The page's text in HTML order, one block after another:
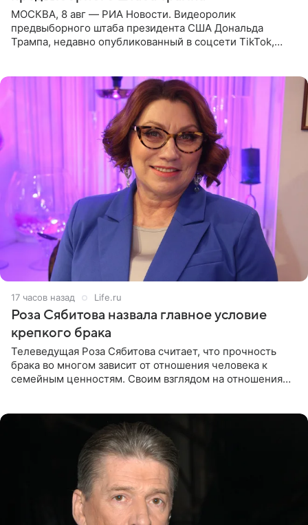
МОСКВА, 8 авг — РИА Новости. Видеоролик
предвыборного штаба президента США Дональда
Трампа, недавно опубликованный в соцсети TikTok,
17 часов назад Life.ru
Роза Сябитова назвала главное условие
крепкого брака
Телеведущая Роза Сябитова считает, что прочность
брака во многом зависит от отношения человека к
семейным ценностям. Своим взглядом на отношения